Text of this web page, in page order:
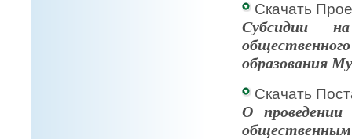
Скачать
Cубсидии
образования
Скачать
О
общественным